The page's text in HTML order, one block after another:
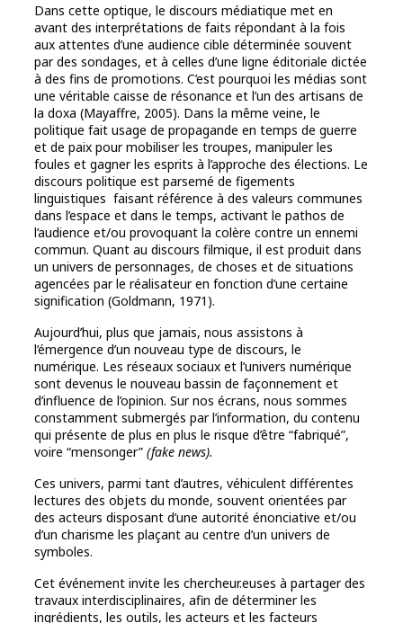
Dans cette optique, le discours médiatique met en
avant des interprétations de faits répondant à la fois
aux attentes d’une audience cible déterminée souvent
par des sondages, et à celles d’une ligne éditoriale dictée
à des fins de promotions. C’est pourquoi les médias sont
une véritable caisse de résonance et l’un des artisans de
la doxa (Mayaffre, 2005). Dans la même veine, le
politique fait usage de propagande en temps de guerre
et de paix pour mobiliser les troupes, manipuler les
foules et gagner les esprits à l’approche des élections. Le
discours politique est parsemé de figements
linguistiques faisant référence à des valeurs communes
dans l’espace et dans le temps, activant le pathos de
l’audience et/ou provoquant la colère contre un ennemi
commun. Quant au discours filmique, il est produit dans
un univers de personnages, de choses et de situations
agencées par le réalisateur en fonction d’une certaine
signification (Goldmann, 1971).
Aujourd’hui, plus que jamais, nous assistons à
l’émergence d’un nouveau type de discours, le
numérique. Les réseaux sociaux et l’univers numérique
sont devenus le nouveau bassin de façonnement et
d’influence de l’opinion. Sur nos écrans, nous sommes
constamment submergés par l’information, du contenu
qui présente de plus en plus le risque d’être “fabriqué”,
voire “mensonger” (fake news).
Ces univers, parmi tant d’autres, véhiculent différentes
lectures des objets du monde, souvent orientées par
des acteurs disposant d’une autorité énonciative et/ou
d’un charisme les plaçant au centre d’un univers de
symboles.
Cet événement invite les chercheur.euses à partager des
travaux interdisciplinaires, afin de déterminer les
ingrédients, les outils, les acteurs et les facteurs